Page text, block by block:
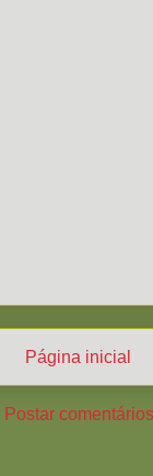
Página inicial
Postar